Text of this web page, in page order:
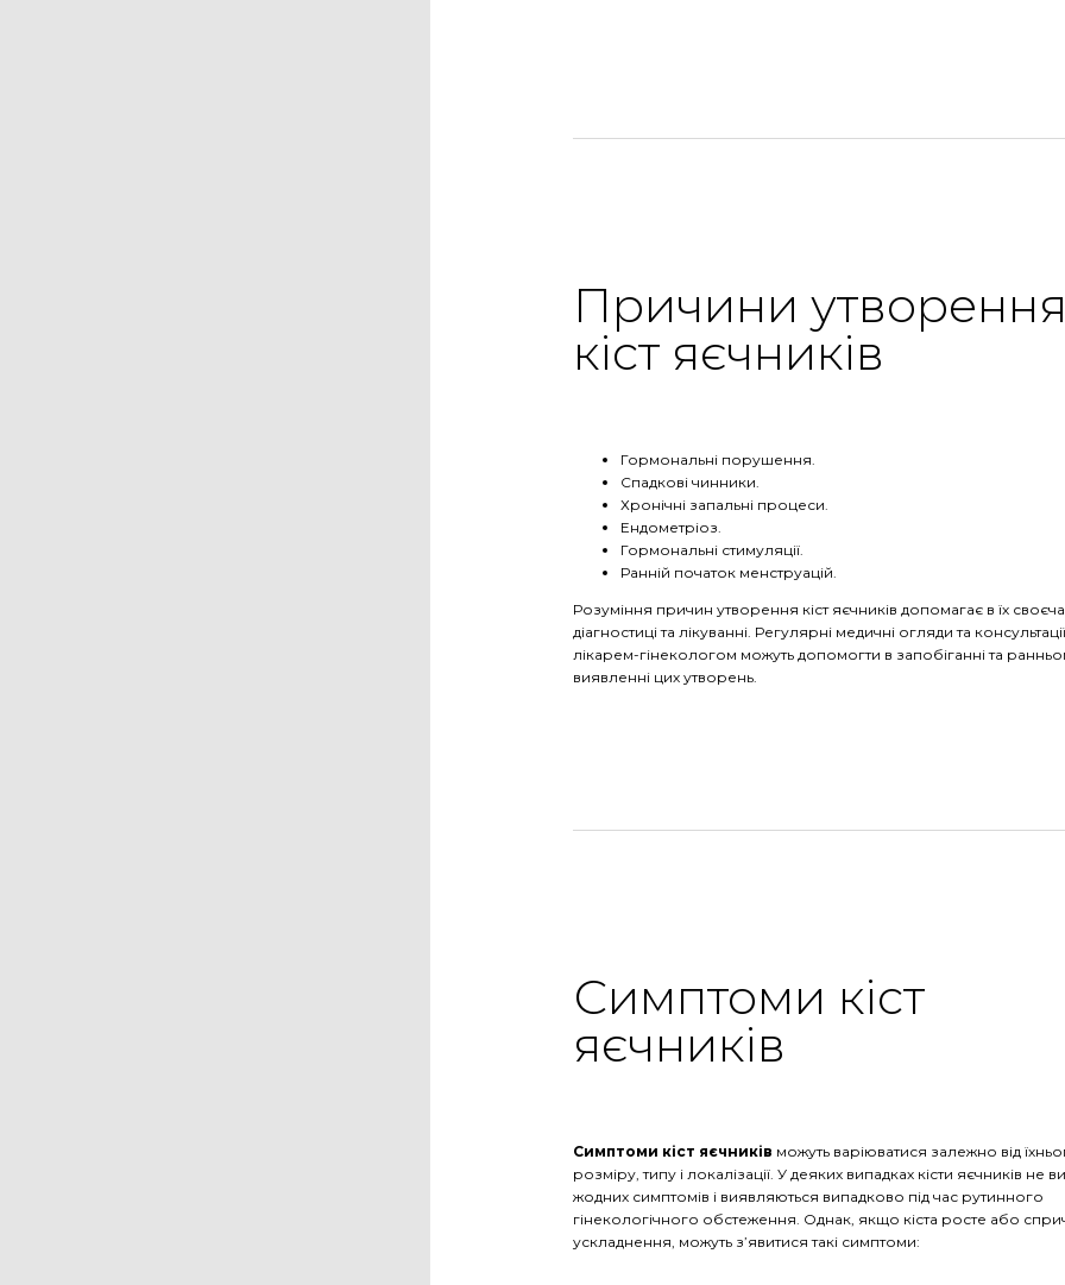
Причини утворення
кіст яєчників
Гормональні порушення.
Спадкові чинники.
Хронічні запальні процеси.
Ендометріоз.
Гормональні стимуляції.
Ранній початок менструацій.
Розуміння причин утворення кіст яєчників допомагає в їх
діагностиці та лікуванні. Регулярні медичні огляди та
лікарем-гінекологом можуть допомогти в запобіганні та
виявленні цих утворень.
Симптоми кіст
яєчників
Симптоми кіст яєчників можуть варіюватися залежно від
розміру, типу і локалізації. У деяких випадках кісти яєчників не
жодних симптомів і виявляються випадково під час рутинного
гінекологічного обстеження. Однак, якщо кіста росте або
ускладнення, можуть з’явитися такі симптоми: